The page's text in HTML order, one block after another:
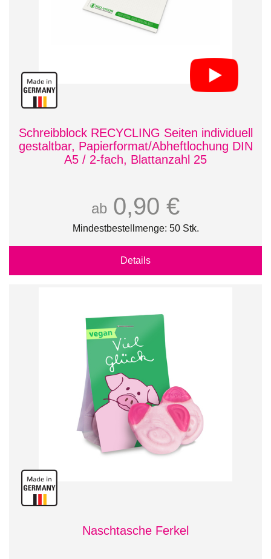
Schreibblock RECYCLING Seiten individuell
gestaltbar, Papierformat/Abheftlochung DIN
A5 / 2-fach, Blattanzahl 25
ab 0,90 €
Mindestbestellmenge: 50 Stk.
Details
Naschtasche Ferkel